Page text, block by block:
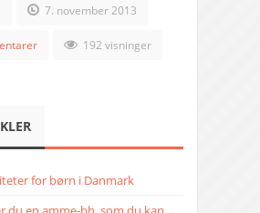
7. november 2013
192 visninger
for børn i Danmark